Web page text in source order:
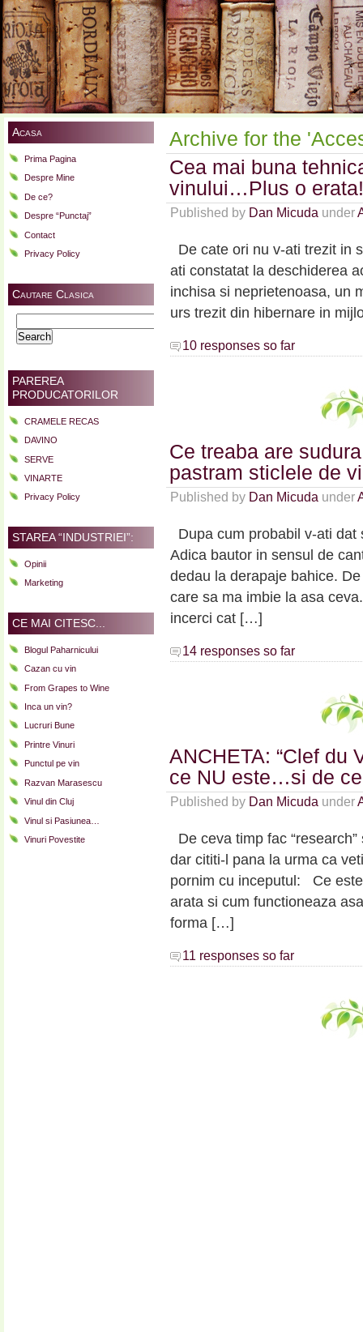
Acasa
Prima Pagina
Despre Mine
De ce?
Despre “Punctaj”
Contact
Privacy Policy
Cautare Clasica
for:
PAREREA
PRODUCATORILOR
CRAMELE RECAS
DAVINO
SERVE
VINARTE
Privacy Policy
STAREA “INDUSTRIEI”:
Opinii
Marketing
CE MAI CITESC...
Blogul Paharnicului
Cazan cu vin
From Grapes to Wine
Inca un vin?
Lucruri Bune
Printre Vinuri
Punctul pe vin
Razvan Marasescu
Vinul din Cluj
Vinul si Pasiunea…
Vinuri Povestite
Archive for the
Cea mai buna
vinului…Plus o erata!
Published by Dan Micuda under
De cate ori nu v-ati trezit in
ati constatat la deschiderea
inchisa si neprietenoasa, un
urs trezit din hibernare in
10 responses so far
Ce treaba are
pastram sticlele de
Published by Dan Micuda under
Dupa cum probabil v-ati
Adica bautor in sensul de
dedau la derapaje bahice.
care sa ma imbie la asa
incerci cat […]
14 responses so far
ANCHETA: “Clef du
ce NU este…si de
Published by Dan Micuda under
De ceva timp fac
dar cititi-l pana la urma ca
pornim cu inceputul: Ce
arata si cum functioneaza
forma […]
11 responses so far